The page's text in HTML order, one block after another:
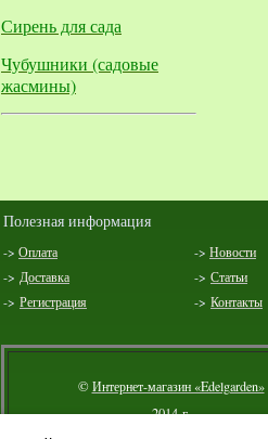
Сирень для сада
Чубушники (садовые
жасмины)
Полезная информация
-> Оплата -> Новости
-> Доставка -> Статьи
-> Регистрация -> Контакты
©Интернет-магазин «Edelgarden»
2014 г.